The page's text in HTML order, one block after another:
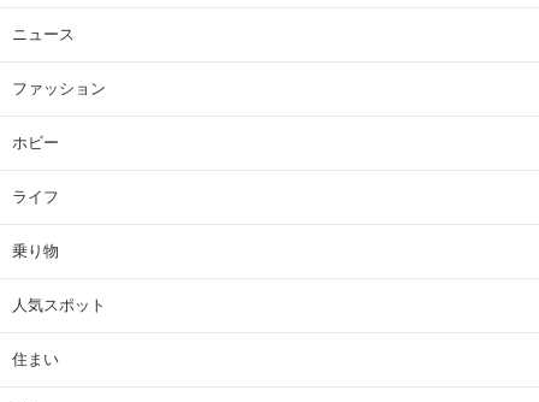
ニュース
ファッション
ホビー
ライフ
乗り物
人気スポット
住まい